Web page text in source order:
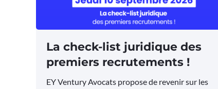
La check-list juridique des
premiers recrutements !
EY Ventury Avocats propose de revenir sur les